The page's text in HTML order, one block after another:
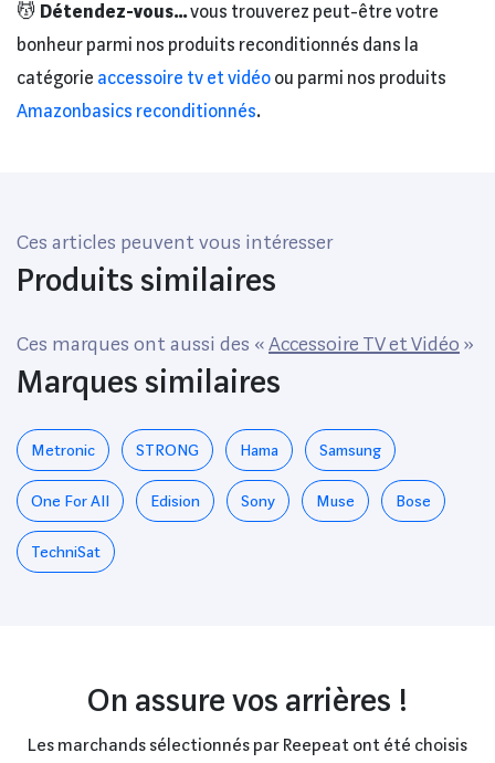
💆 Détendez-vous...vous trouverez peut-être votre
bonheur parmi nos produits reconditionnés dans la
catégorie accessoire tv et vidéo ou parmi nos produits
Amazonbasics reconditionnés.
Ces articles peuvent vous intéresser
Produits similaires
Ces marques ont aussi des «Accessoire TV et Vidéo »
Marques similaires
Metronic STRONG Hama Samsung
One For All Edision Sony Muse Bose
TechniSat
On assure vos arrières !
Les marchands sélectionnés par Reepeat ont été choisis